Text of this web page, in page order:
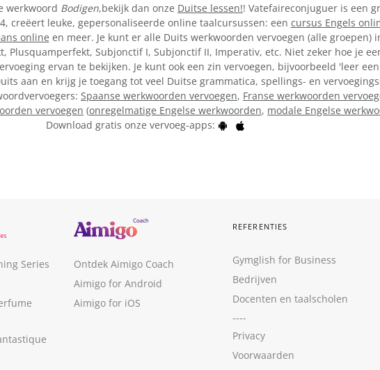
werkwoord Bodigen,bekijk dan onze Duitse lessen!! Vatefaireconjuguer is een
creëert leuke, gepersonaliseerde online taalcursussen: een cursus Engels
online en meer. Je kunt er alle Duits werkwoorden vervoegen (alle groepen)
Plusquamperfekt, Subjonctif I, Subjonctif II, Imperativ, etc. Niet zeker hoe je
ervan te bekijken. Je kunt ook een zin vervoegen, bijvoorbeeld 'leer
aan en krijg je toegang tot veel Duitse grammatica, spellings- en
Spaanse werkwoorden vervoegen, Franse werkwoorden
vervoegen (onregelmatige Engelse werkwoorden, modale Engelse
Download gratis onze vervoeg-apps:
Series
Ontdek Aimigo Coach
Aimigo for Android
Aimigo for iOS
REFERENTIES
Gymglish for Business
Bedrijven
Docenten en taalscholen
----
Privacy
Voorwaarden